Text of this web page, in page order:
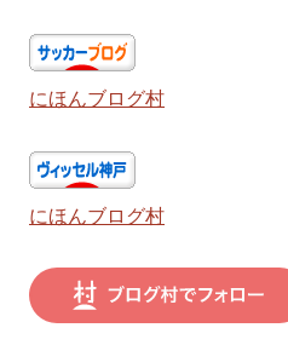
にほんブログ村
にほんブログ村